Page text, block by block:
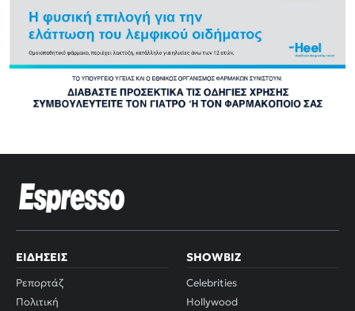
ΕΙΔΉΣΕΙΣ
Ρεπορτάζ
Πολιτική
SHOWBIZ
Celebrities
Hollywood